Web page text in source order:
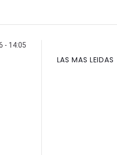
- 14:05
LAS MAS LEIDAS